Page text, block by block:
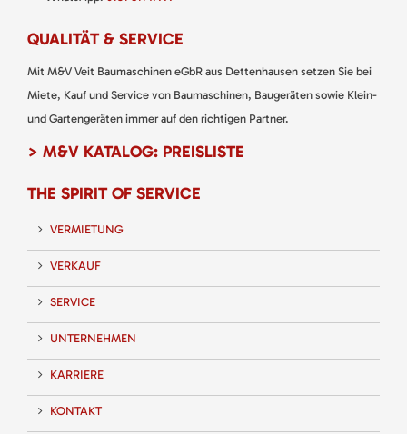
QUALITÄT & SERVICE
Mit M&V Veit Baumaschinen eGbR aus Dettenhausen setzen Sie bei
Miete, Kauf und Service von Baumaschinen, Baugeräten sowie Klein-
und Gartengeräten immer auf den richtigen Partner.
> M&V KATALOG: PREISLISTE
THE SPIRIT OF SERVICE
VERMIETUNG
VERKAUF
SERVICE
UNTERNEHMEN
KARRIERE
KONTAKT